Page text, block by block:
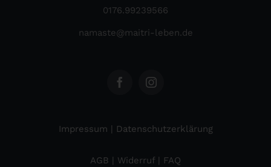
0176.99239566
namaste@maitri-leben.de
Impressum Datenschutzerklärung
AGB Widerruf FAQ